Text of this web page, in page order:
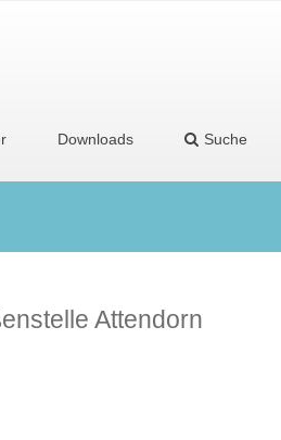
Downloads Suche
Attendorn